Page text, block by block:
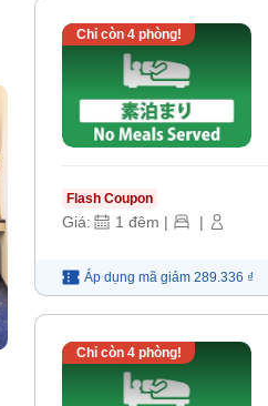
Chỉ còn 4phòng!
Flash Coupon
Giá: 1 đêm | |
Áp dụng mã giảm 289.336 ₫
Chỉ còn 4phòng!